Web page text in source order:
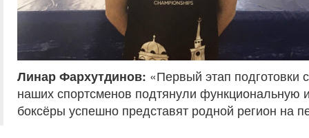
Линар Фархутдинов: «Первый этап подготовки
наших спортсменов подтянули функциональную
боксёры успешно представят родной регион на